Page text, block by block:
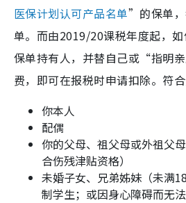
医保计划认可产品名单”的保单
单。而由2019/20课税年度起，
保单持有人，并替自己或“指明
费，即可在报税时申请扣除。符
你本人
配偶
你的父母、祖父母或外祖父
合伤残津贴资格）
未婚子女、兄弟姊妹（未满
制学生；或因身心障碍而无法